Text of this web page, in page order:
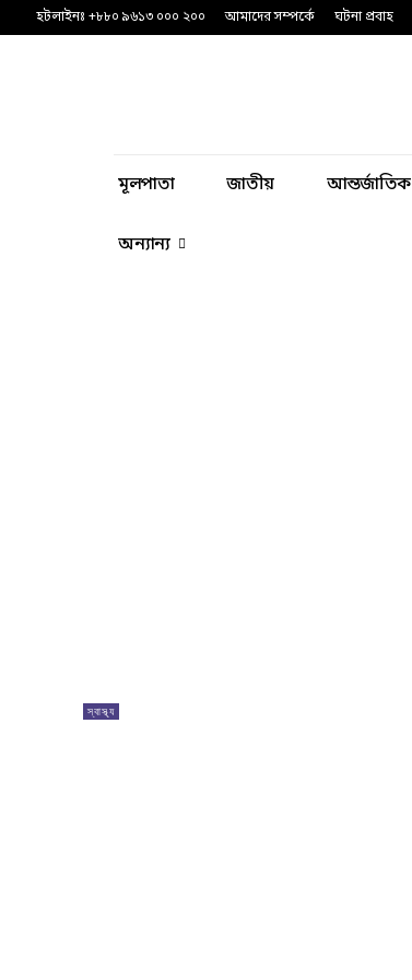
হটলাইনঃ +৮৮০ ৯৬১৩ ০০০ ২০০ আমাদের সম্পর্কে ঘটনা প্রবাহ
মূলপাতা জাতীয় আন্তর্জাতিক
অন্যান্য
স্বাস্থ্য